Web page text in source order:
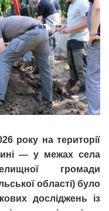
року на території
— у межах села
громади
області) було
досліджень із